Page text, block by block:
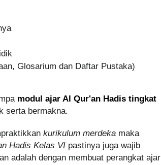
Glosarium dan Daftar Pustaka)
modul ajar Al Qur'an Hadis tingkat
serta bermakna.
kurikulum merdeka maka
Hadis Kelas VI pastinya juga wajib
adalah dengan membuat perangkat ajar